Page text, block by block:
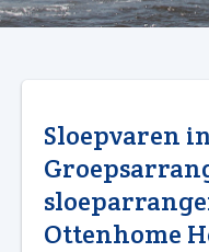
Sloepvaren
Ottenhome